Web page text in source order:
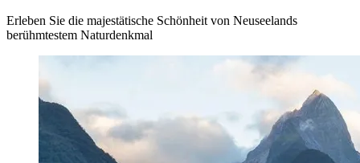
Erleben Sie die majestätische Schönheit von Neuseelands
berühmtestem Naturdenkmal